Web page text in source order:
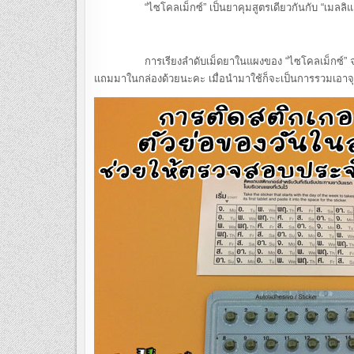
“ไซโคลเม็กซ์” เป็นยาคุมสูตรเดียวกันกับ “เมลลิแอน
การเรียงลำดับเม็ดยาในแผงของ “ไซโคลเม็กซ์” จะร
แถมมาในกล่องด้วยนะคะ เมื่อนำมาใช้ก็จะเป็นการรวมเอ